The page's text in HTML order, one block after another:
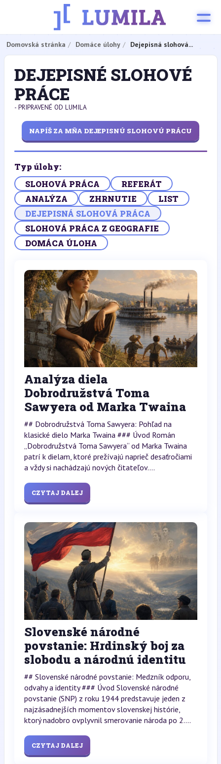
Domovská stránka Domáce úlohy Dejepisná slohová...
DEJEPISNÉ SLOHOVÉ
PRÁCE
- PRIPRAVENÉ OD LUMILA
NAPÍŠ ZA MŇA DEJEPISNÚ SLOHOVÚ PRÁCU
Typ úlohy:
SLOHOVÁ PRÁCA
REFERÁT
ANALÝZA
ZHRNUTIE
LIST
DEJEPISNÁ SLOHOVÁ PRÁCA
SLOHOVÁ PRÁCA Z GEOGRAFIE
DOMÁCA ÚLOHA
Analýza diela
Dobrodružstvá Toma
Sawyera od Marka Twaina
## Dobrodružstvá Toma Sawyera: Pohľad na
klasické dielo Marka Twaina ### Úvod Román
„Dobrodružstvá Toma Sawyera“ od Marka Twaina
patrí k dielam, ktoré prežívajú naprieč desaťročiami
a vždy si nachádzajú nových čitateľov....
CZYTAJ DALEJ
Slovenské národné
povstanie: Hrdinský boj za
slobodu a národnú identitu
## Slovenské národné povstanie: Medzník odporu,
odvahy a identity ### Úvod Slovenské národné
povstanie (SNP) z roku 1944 predstavuje jeden z
najzásadnejších momentov slovenskej histórie,
ktorý nadobro ovplyvnil smerovanie národa po 2....
CZYTAJ DALEJ